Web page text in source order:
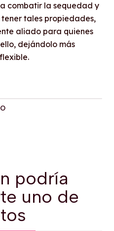
combatir la sequedad y
tales propiedades,
aliado para quienes
dejándolo más
podría
uno de